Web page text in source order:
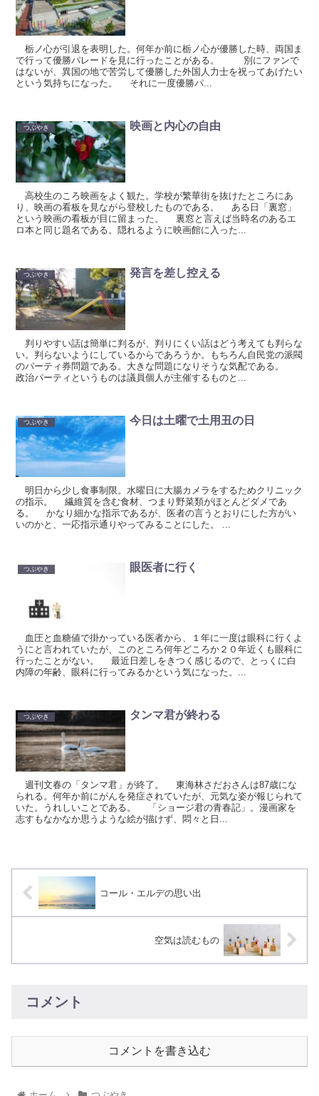
栃ノ心が引退を表明した。何年か前に栃ノ心が優勝した時、両国ま
で行って優勝パレードを見に行ったことがある。 別にファンで
はないが、異国の地で苦労して優勝した外国人力士を祝ってあげたい
という気持ちになった。 それに一度優勝パ...
つぶやき 映画と内心の自由
高校生のころ映画をよく観た。学校が繁華街を抜けたところにあ
り、映画の看板を見ながら登校したものである。 ある日「裏窓」
という映画の看板が目に留まった。 裏窓と言えば当時名のあるエ
ロ本と同じ題名である。隠れるように映画館に入った...
つぶやき 発言を差し控える
判りやすい話は簡単に判るが、判りにくい話はどう考えても判らな
い。判らないようにしているからであろうか。もちろん自民党の派閥
のパーティ券問題である。大きな問題になりそうな気配である。
政治パーティというものは議員個人が主催するものと...
つぶやき 今日は土曜で土用丑の日
明日から少し食事制限。水曜日に大腸カメラをするためクリニック
の指示。 繊維質を含む食材、つまり野菜類がほとんどダメであ
る。 かなり細かな指示であるが、医者の言うとおりにした方がい
いのかと、一応指示通りやってみることにした。 ...
つぶやき 眼医者に行く
血圧と血糖値で掛かっている医者から、１年に一度は眼科に行くよ
うにと言われていたが、このところ何年どころか２０年近くも眼科に
行ったことがない。 最近日差しをきつく感じるので、とっくに白
内障の年齢、眼科に行ってみるかという気になった。...
つぶやき タンマ君が終わる
週刊文春の「タンマ君」が終了。 東海林さだおさんは87歳にな
られる。何年か前にがんを発症されていたが、元気な姿が報じられて
いた。うれしいことである。 「ショージ君の青春記」。漫画家を
志すもなかなか思うような絵が描けず、悶々と日...
コール・エルデの思い出
空気は読むもの
コメント
コメントを書き込む